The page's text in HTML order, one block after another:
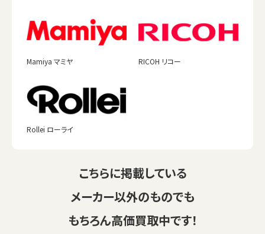
Mamiya マミヤ RICOH リコー
Rollei ローライ
こちらに掲載している
メーカー以外のものでも
もちろん高価買取中です！